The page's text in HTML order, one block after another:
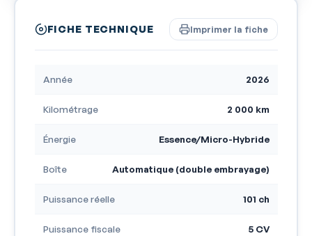
FICHE TECHNIQUE Imprimer la fiche
Année 2026
Kilométrage 2 000 km
Énergie Essence/Micro-Hybride
Boîte Automatique (double embrayage)
Puissance réelle 101 ch
Puissance fiscale 5 CV